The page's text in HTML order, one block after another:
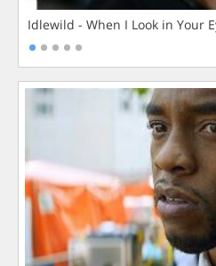
Idlewild - When I Look in Your